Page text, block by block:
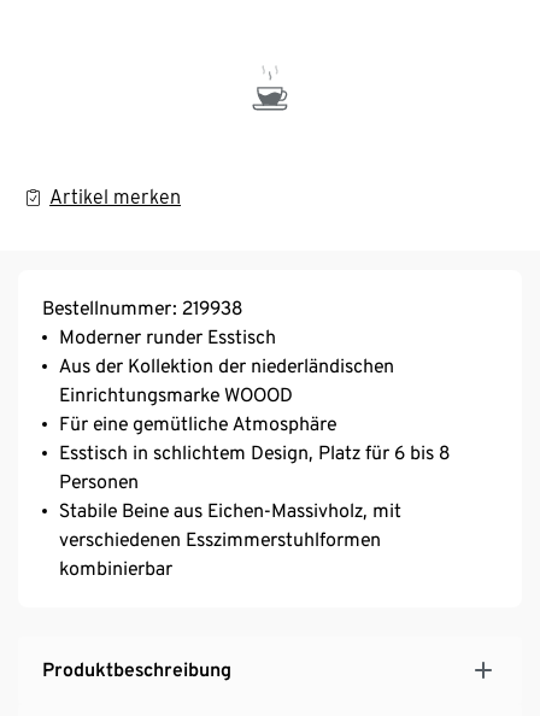
Artikel merken
Bestellnummer: 219938
Moderner runder Esstisch
Aus der Kollektion der niederländischen
Einrichtungsmarke WOOOD
Für eine gemütliche Atmosphäre
Esstisch in schlichtem Design, Platz für 6 bis 8
Personen
Stabile Beine aus Eichen-Massivholz, mit
verschiedenen Esszimmerstuhlformen
kombinierbar
Produktbeschreibung